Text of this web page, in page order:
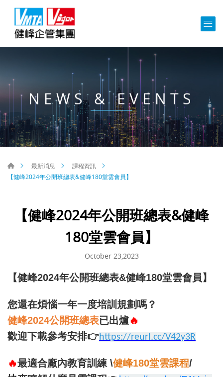
NEWS & EVENTS
最新消息
課程資訊
【健峰2024年公開班總表&健峰180堂雲會員】
【健峰2024年公開班總表&健峰
180堂雲會員】
October 23,2023
【健峰2024年公開班總表&健峰180堂雲會員】
您還在煩惱一年一度培訓規劃嗎？
健峰2024公開班總表已出爐🔥
歡迎下載參考安排👉https://reurl.cc/V42y3R
🔥最適合廠內教育訓練 \健峰180堂雲課程/